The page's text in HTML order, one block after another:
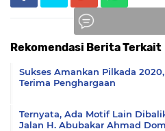
Rekomendasi Berita Terkait
Sukses Amankan Pilkada
Terima Penghargaan
Ternyata, Ada Motif Lain
Jalan H. Abubakar Ahmad